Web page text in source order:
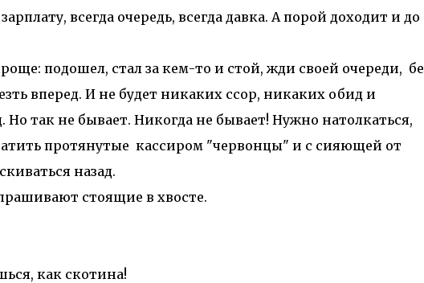
всегда очередь, всегда давка. А порой доходит и до
подошел, стал за кем-то и стой, жди своей очереди,
вперед. И не будет никаких ссор, никаких обид и
Но так не бывает. Никогда не бывает! Нужно натолкаться,
протянутые кассиром "червонцы" и с сияющей от
назад.
стоящие в хвосте.
как скотина!